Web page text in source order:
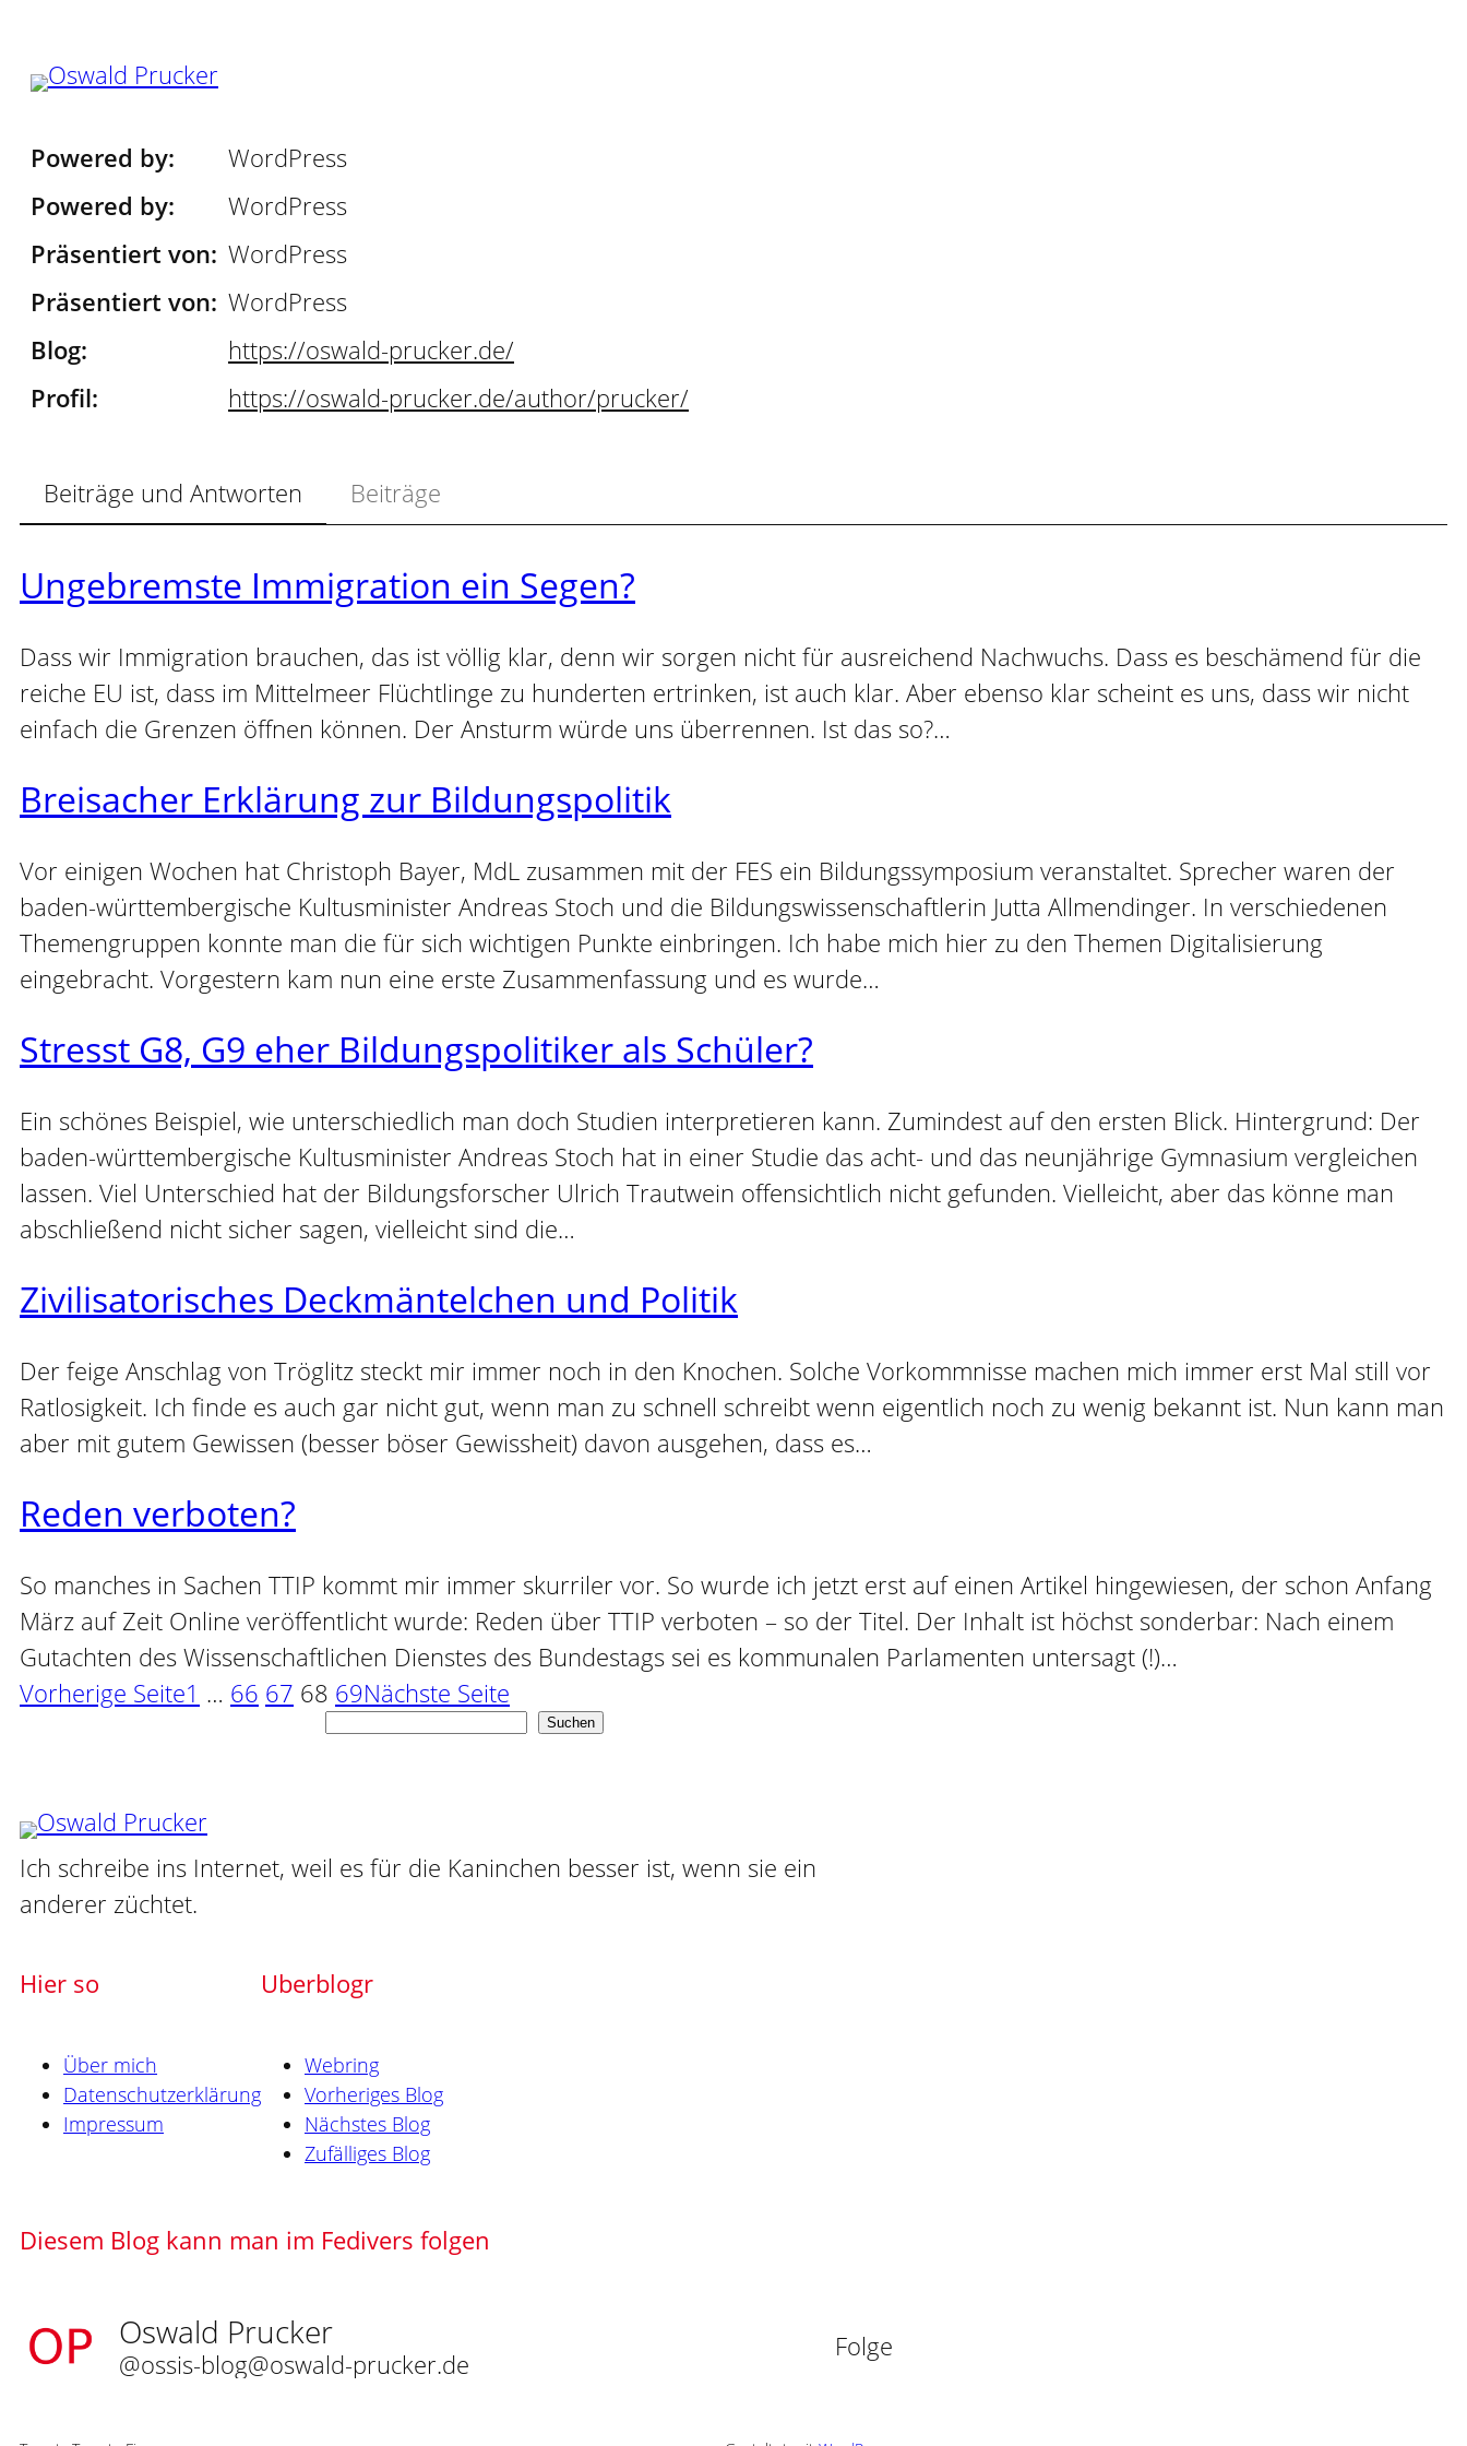
Inhalt
springen
Powered by
WordPress
Powered by
WordPress
Präsentiert von WordPress
Präsentiert von WordPress
Blog
https://oswald-prucker.de/
Profil
https://oswald-prucker.de/author/prucker/
Beiträge und Antworten Beiträge
Ungebremste Immigration ein Segen?
Dass wir Immigration brauchen, das ist völlig klar, denn wir sorgen nicht für ausreichend Nachwuchs. Dass es beschämend für die
reiche EU ist, dass im Mittelmeer Flüchtlinge zu hunderten ertrinken, ist auch klar. Aber ebenso klar scheint es uns, dass wir nicht
einfach die Grenzen öffnen können. Der Ansturm würde uns überrennen. Ist das so?…
Breisacher Erklärung zur Bildungspolitik
Vor einigen Wochen hat Christoph Bayer, MdL zusammen mit der FES ein Bildungssymposium veranstaltet. Sprecher waren der
baden-württembergische Kultusminister Andreas Stoch und die Bildungswissenschaftlerin Jutta Allmendinger. In verschiedenen
Themengruppen konnte man die für sich wichtigen Punkte einbringen. Ich habe mich hier zu den Themen Digitalisierung
eingebracht. Vorgestern kam nun eine erste Zusammenfassung und es wurde…
Stresst G8, G9 eher Bildungspolitiker als Schüler?
Ein schönes Beispiel, wie unterschiedlich man doch Studien interpretieren kann. Zumindest auf den ersten Blick. Hintergrund: Der
baden-württembergische Kultusminister Andreas Stoch hat in einer Studie das acht- und das neunjährige Gymnasium vergleichen
lassen. Viel Unterschied hat der Bildungsforscher Ulrich Trautwein offensichtlich nicht gefunden. Vielleicht, aber das könne man
abschließend nicht sicher sagen, vielleicht sind die…
Zivilisatorisches Deckmäntelchen und Politik
Der feige Anschlag von Tröglitz steckt mir immer noch in den Knochen. Solche Vorkommnisse machen mich immer erst Mal still vor
Ratlosigkeit. Ich finde es auch gar nicht gut, wenn man zu schnell schreibt wenn eigentlich noch zu wenig bekannt ist. Nun kann man
aber mit gutem Gewissen (besser böser Gewissheit) davon ausgehen, dass es…
Reden verboten?
So manches in Sachen TTIP kommt mir immer skurriler vor. So wurde ich jetzt erst auf einen Artikel hingewiesen, der schon Anfang
März auf Zeit Online veröffentlicht wurde: Reden über TTIP verboten – so der Titel. Der Inhalt ist höchst sonderbar: Nach einem
Gutachten des Wissenschaftlichen Dienstes des Bundestags sei es kommunalen Parlamenten untersagt (!)…
Vorherige Seite1 … 66 67 68 69Nächste Seite
Suchen
Ich schreibe ins Internet, weil es für die Kaninchen besser ist, wenn sie ein
anderer züchtet.
Hier so
Über mich
Datenschutzerklärung
Impressum
Uberblogr
Webring
Vorheriges Blog
Nächstes Blog
Zufälliges Blog
Diesem Blog kann man im Fedivers folgen
Oswald Prucker
@ossis-blog@oswald-prucker.de
Folge